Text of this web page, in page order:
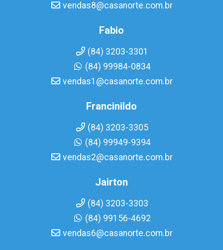
vendas8@casanorte.com.br
Fabio
(84) 3203-3301
(84) 99984-0834
vendas1@casanorte.com.br
Francinildo
(84) 3203-3305
(84) 99949-9394
vendas2@casanorte.com.br
Jairton
(84) 3203-3303
(84) 99156-4692
vendas6@casanorte.com.br